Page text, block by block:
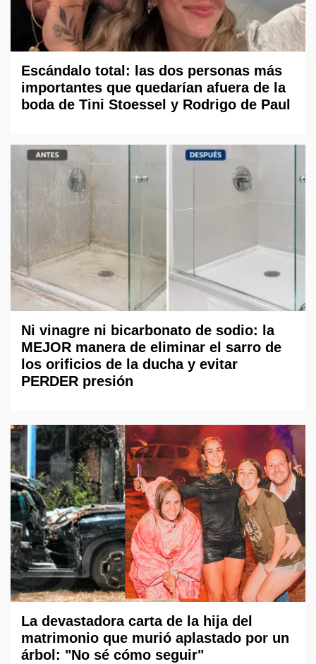
Escándalo total: las dos personas más
importantes que quedarían afuera de la
boda de Tini Stoessel y Rodrigo de Paul
Ni vinagre ni bicarbonato de sodio: la
MEJOR manera de eliminar el sarro de
los orificios de la ducha y evitar
PERDER presión
La devastadora carta de la hija del
matrimonio que murió aplastado por un
árbol: "No sé cómo seguir"